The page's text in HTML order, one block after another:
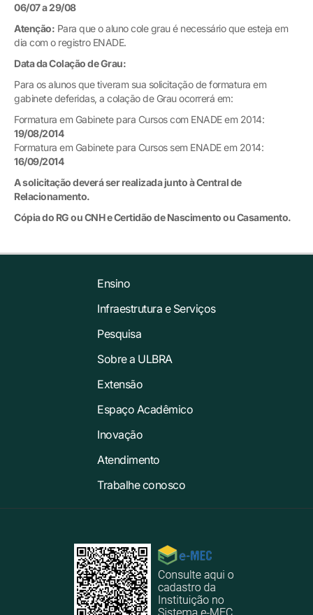
06/07 a 29/08
Atenção: Para que o aluno cole grau é necessário que esteja em
dia com o registro ENADE.
Data da Colação de Grau:
Para os alunos que tiveram sua solicitação de formatura em
gabinete deferidas, a colação de Grau ocorrerá em:
Formatura em Gabinete para Cursos com ENADE em 2014:
19/08/2014
Formatura em Gabinete para Cursos sem ENADE em 2014:
16/09/2014
A solicitação deverá ser realizada junto à Central de
Relacionamento.
Cópia do RG ou CNH e Certidão de Nascimento ou Casamento.
Ensino
Infraestrutura e Serviços
Pesquisa
Sobre a ULBRA
Extensão
Espaço Acadêmico
Inovação
Atendimento
Trabalhe conosco